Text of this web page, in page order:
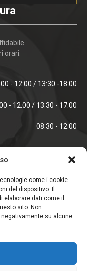
come i cookie
del dispositivo. Il
elaborare dati come il
sito. Non
su alcune
orari.
- 12:00 / 13:30 -18:00
- 12:00 / 13:30 - 17:00
08:30 - 12:00
- 12:00 / 13:30 -18:00
08:00 - 12:00